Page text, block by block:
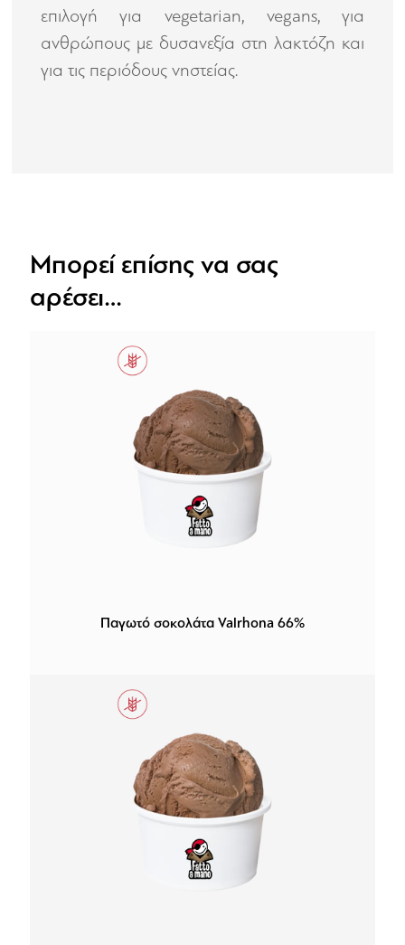
επιλογή για vegetarian, vegans, για
ανθρώπους με δυσανεξία στη λακτόζη και
για τις περιόδους νηστείας.
Μπορεί επίσης να σας
αρέσει…
Παγωτό σοκολάτα Valrhona 66%